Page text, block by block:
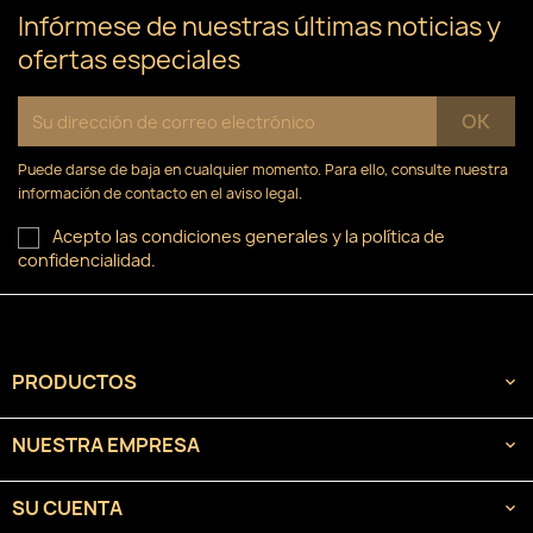
Infórmese de nuestras últimas noticias y
ofertas especiales
Puede darse de baja en cualquier momento. Para ello, consulte nuestra
información de contacto en el aviso legal.
Acepto las condiciones generales y la política de
confidencialidad.
PRODUCTOS 
NUESTRA EMPRESA 
SU CUENTA 